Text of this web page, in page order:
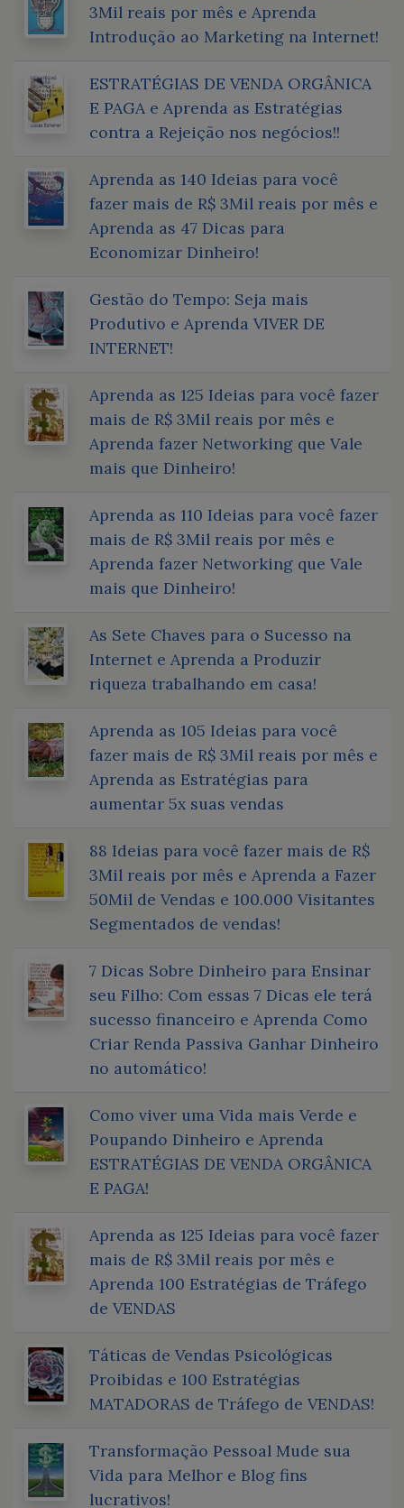
3Mil reais por mês e Aprenda
Introdução ao Marketing na Internet!
ESTRATÉGIAS DE VENDA ORGÂNICA
E PAGA e Aprenda as Estratégias
contra a Rejeição nos negócios!!
Aprenda as 140 Ideias para você
fazer mais de R$ 3Mil reais por mês e
Aprenda as 47 Dicas para
Economizar Dinheiro!
Gestão do Tempo: Seja mais
Produtivo e Aprenda VIVER DE
INTERNET!
Aprenda as 125 Ideias para você fazer
mais de R$ 3Mil reais por mês e
Aprenda fazer Networking que Vale
mais que Dinheiro!
Aprenda as 110 Ideias para você fazer
mais de R$ 3Mil reais por mês e
Aprenda fazer Networking que Vale
mais que Dinheiro!
As Sete Chaves para o Sucesso na
Internet e Aprenda a Produzir
riqueza trabalhando em casa!
Aprenda as 105 Ideias para você
fazer mais de R$ 3Mil reais por mês e
Aprenda as Estratégias para
aumentar 5x suas vendas
88 Ideias para você fazer mais de R$
3Mil reais por mês e Aprenda a Fazer
50Mil de Vendas e 100.000 Visitantes
Segmentados de vendas!
7 Dicas Sobre Dinheiro para Ensinar
seu Filho: Com essas 7 Dicas ele terá
sucesso financeiro e Aprenda Como
Criar Renda Passiva Ganhar Dinheiro
no automático!
Como viver uma Vida mais Verde e
Poupando Dinheiro e Aprenda
ESTRATÉGIAS DE VENDA ORGÂNICA
E PAGA!
Aprenda as 125 Ideias para você fazer
mais de R$ 3Mil reais por mês e
Aprenda 100 Estratégias de Tráfego
de VENDAS
Táticas de Vendas Psicológicas
Proibidas e 100 Estratégias
MATADORAS de Tráfego de VENDAS!
Transformação Pessoal Mude sua
Vida para Melhor e Blog fins
lucrativos!